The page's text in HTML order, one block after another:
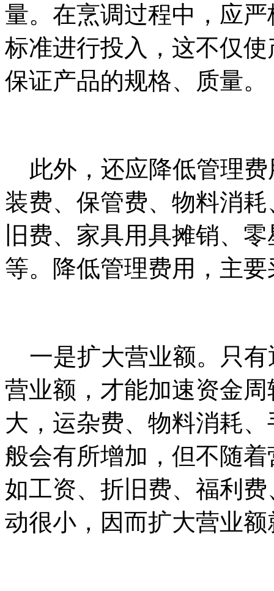
量。在烹调过程中，应
标准进行投入，这不仅
保证产品的规格、质量。
此外，还应降低管理费
装费、保管费、物料消
旧费、家具用具摊销、
等。降低管理费用，主
一是扩大营业额。只有
营业额，才能加速资金
大，运杂费、物料消耗
般会有所增加，但不随
如工资、折旧费、福利
动很小，因而扩大营业